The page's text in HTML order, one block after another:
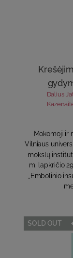
Dalius
Mokomoji ir
Vilniaus
mokslų
m. lapkričio
„Embolinio
SOLD OUT